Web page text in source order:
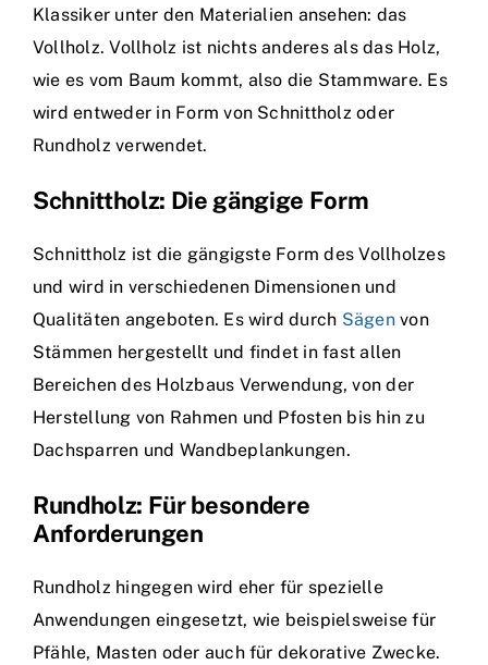
Klassiker unter den Materialien ansehen: das
Vollholz. Vollholz ist nichts anderes als das Holz,
wie es vom Baum kommt, also die Stammware. Es
wird entweder in Form von Schnittholz oder
Rundholz verwendet.
Schnittholz: Die gängige Form
Schnittholz ist die gängigste Form des Vollholzes
und wird in verschiedenen Dimensionen und
Qualitäten angeboten. Es wird durch Sägenvon
Stämmen hergestellt und findet in fast allen
Bereichen des Holzbaus Verwendung, von der
Herstellung von Rahmen und Pfosten bis hin zu
Dachsparren und Wandbeplankungen.
Rundholz: Für besondere
Anforderungen
Rundholz hingegen wird eher für spezielle
Anwendungen eingesetzt, wie beispielsweise für
Pfähle, Masten oder auch für dekorative Zwecke.